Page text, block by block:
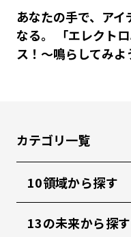
あなたの手で、ア
なる。 「エレクト
ス！〜鳴らしてみ
カテゴリ一覧
10領域から探す
13の未来から探す